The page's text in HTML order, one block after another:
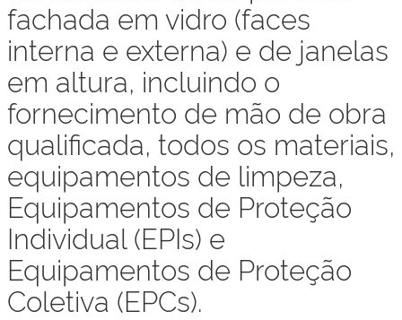
fachada em vidro (faces
interna e externa) e de janelas
em altura, incluindo o
fornecimento de mão de obra
qualificada, todos os materiais,
equipamentos de limpeza,
Equipamentos de Proteção
Individual (EPIs) e
Equipamentos de Proteção
Coletiva (EPCs).